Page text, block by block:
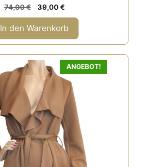
0
v
o
n
5
74,00€
Ursprünglicher
Preis
war:
74,00 €
39,00€Aktueller
Preis
ist:
39,00 €.
In den Warenkorb
ANGEBOT!